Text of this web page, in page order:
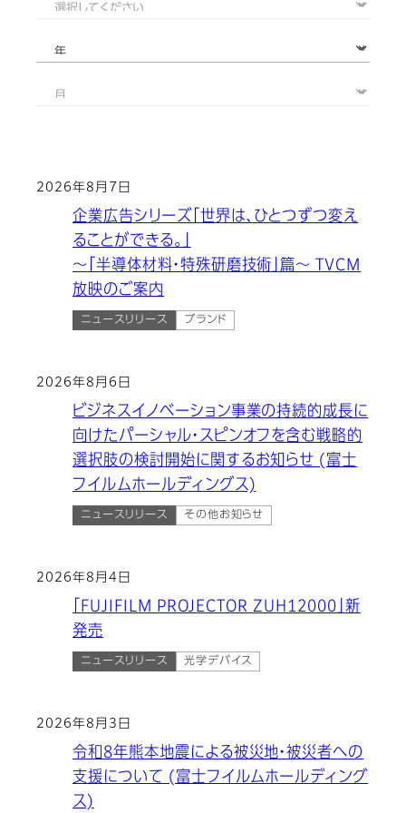
2026年8月7日
企業広告シリーズ「世界は、ひとつずつ変え
ることができる。」
～「半導体材料・特殊研磨技術」篇～ TVCM
放映のご案内
ニュースリリース ブランド
2026年8月6日
ビジネスイノベーション事業の持続的成長に
向けたパーシャル・スピンオフを含む戦略的
選択肢の検討開始に関するお知らせ (富士
フイルムホールディングス)
ニュースリリース その他お知らせ
2026年8月4日
「FUJIFILM PROJECTOR ZUH12000」新
発売
ニュースリリース 光学デバイス
2026年8月3日
令和8年熊本地震による被災地・被災者への
支援について (富士フイルムホールディング
ス)